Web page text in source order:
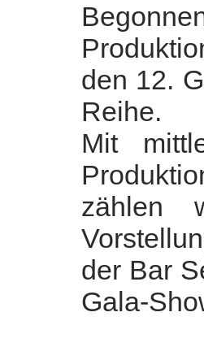
den 12.
Reihe.
Mit
zählen
der Bar
Gala-